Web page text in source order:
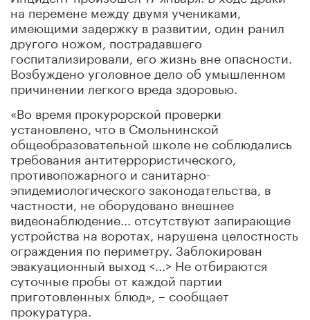
на перемене между двумя учениками,
имеющими задержку в развитии, один ранил
другого ножом, пострадавшего
госпитализировали, его жизнь вне опасности.
Возбуждено уголовное дело об умышленном
причинении легкого вреда здоровью.
«Во время прокурорской проверки
установлено, что в Смольнинской
общеобразовательной школе не соблюдались
требования антитеррористического,
противопожарного и санитарно-
эпидемиологического законодательства, в
частности, не оборудовано внешнее
видеонаблюдение... отсутствуют запирающие
устройства на воротах, нарушена целостность
ограждения по периметру. Заблокирован
эвакуационный выход <...> Не отбираются
суточные пробы от каждой партии
приготовленных блюд», – сообщает
прокуратура.